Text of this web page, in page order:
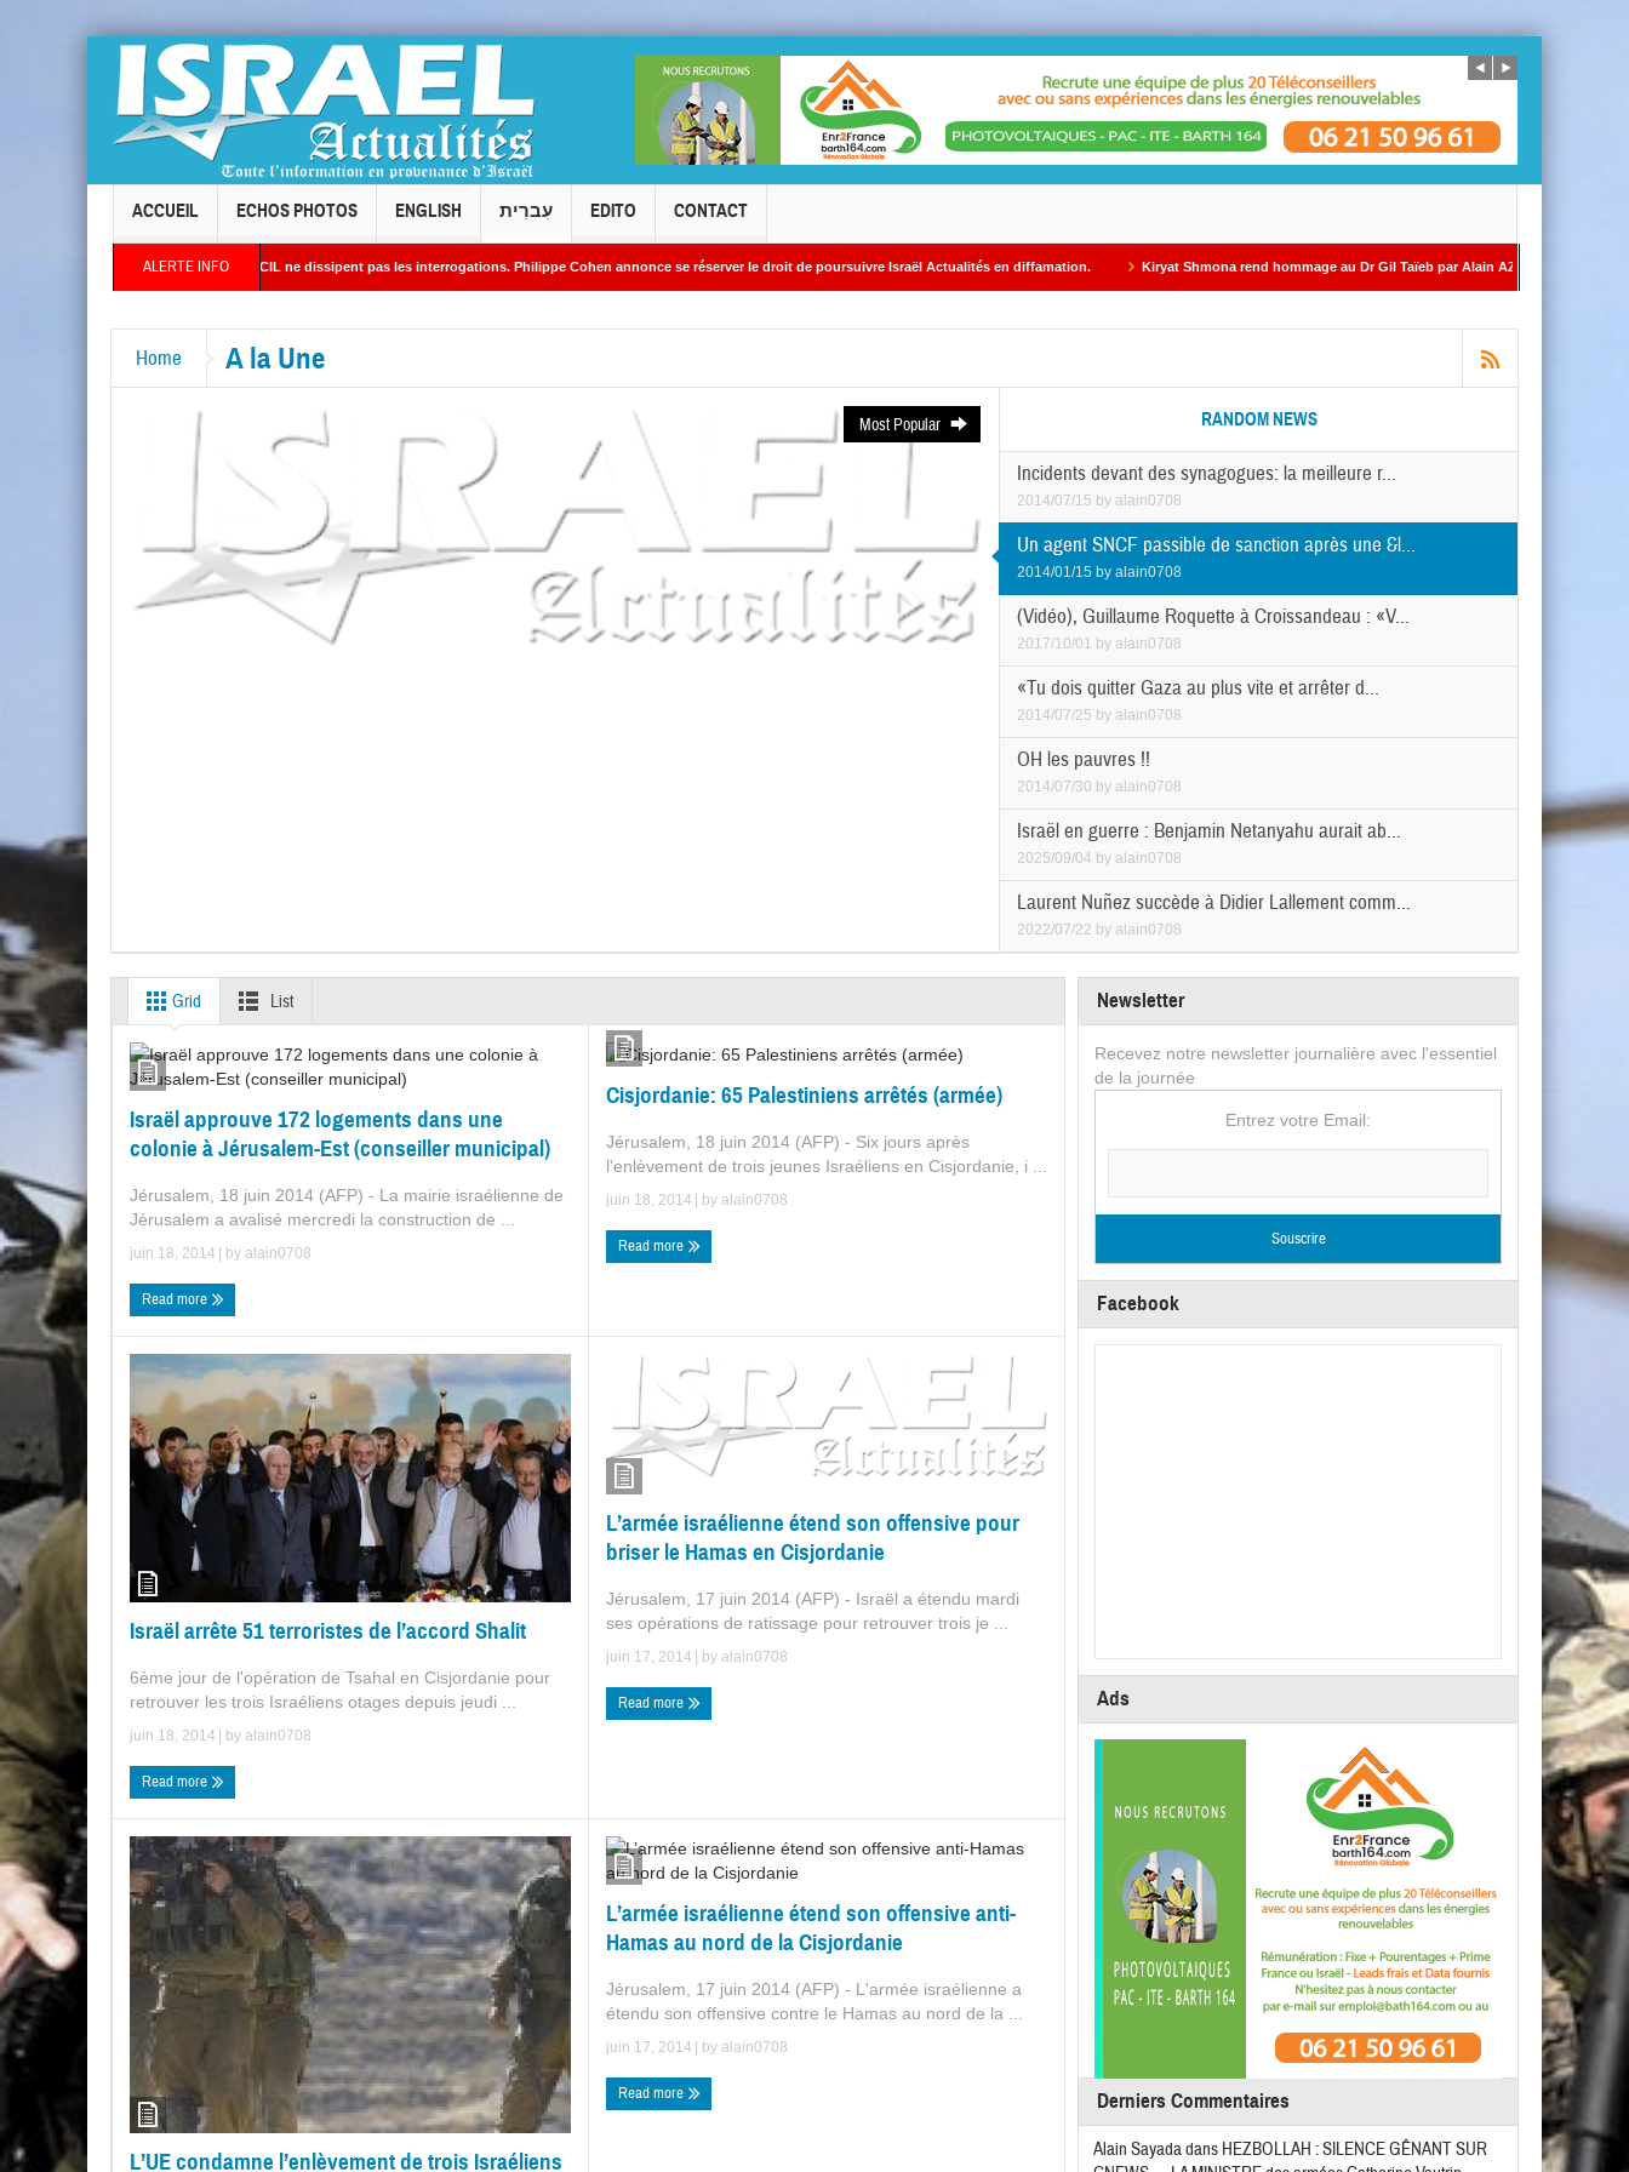
ACCUEIL ECHOS PHOTOS ENGLISH עִברִית EDITO CONTACT
ALERTE INFO
du président de l’ACCIL ne dissipent pas les interrogations. Philippe Cohen annonce se réserver le droit de poursuivre Israël Actualités en diffamation. Kiryat Shmona rend hommage au Dr Gil Taïeb par Alain AZRIA ÉDITORIAL – Par
Home A la Une
Most Popular RANDOM NEWS
Incidents devant des synagogues: la meilleure r...
2014/07/15 by alain0708
Un agent SNCF passible de sanction après une &l...
2014/01/15 byalain0708
(Vidéo), Guillaume Roquette à Croissandeau : «V...
2017/10/01 by alain0708
«Tu dois quitter Gaza au plus vite et arrêter d...
2014/07/25 by alain0708
OH les pauvres !!
2014/07/30 by alain0708
Israël en guerre : Benjamin Netanyahu aurait ab...
2025/09/04 by alain0708
Laurent Nuñez succède à Didier Lallement comm...
2022/07/22 by alain0708
Grid List
Israël approuve 172 logements dans une
colonie à Jérusalem-Est (conseiller municipal)
Jérusalem, 18 juin 2014 (AFP) - La mairie israélienne de
Jérusalem a avalisé mercredi la construction de ...
juin 18, 2014 | by alain0708
Read more
Cisjordanie: 65 Palestiniens arrêtés (armée)
Jérusalem, 18 juin 2014 (AFP) - Six jours après
l'enlèvement de trois jeunes Israéliens en Cisjordanie, i ...
juin 18, 2014 | by alain0708
Read more
Israël arrête 51 terroristes de l’accord Shalit
6ème jour de l'opération de Tsahal en Cisjordanie pour
retrouver les trois Israéliens otages depuis jeudi ...
juin 18, 2014 | by alain0708
Read more
L’armée israélienne étend son offensive pour
briser le Hamas en Cisjordanie
Jérusalem, 17 juin 2014 (AFP) - Israël a étendu mardi
ses opérations de ratissage pour retrouver trois je ...
juin 17, 2014 | by alain0708
Read more
L’UE condamne l’enlèvement de trois Israéliens
L’armée israélienne étend son offensive anti-
Hamas au nord de la Cisjordanie
Jérusalem, 17 juin 2014 (AFP) - L'armée israélienne a
étendu son offensive contre le Hamas au nord de la ...
juin 17, 2014 | by alain0708
Read more
Newsletter
Recevez notre newsletter journalière avec l'essentiel
de la journée
Entrez votre Email:
Facebook
Ads
Derniers Commentaires
Alain Sayadadans HEZBOLLAH : SILENCE GÊNANT SUR